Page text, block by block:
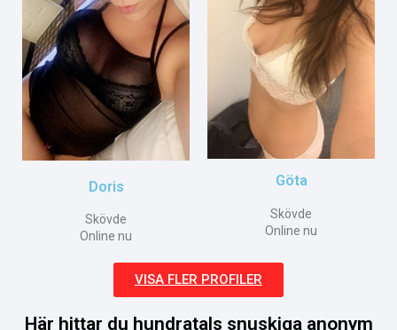
Doris
Skövde
Online nu
Göta
Skövde
Online nu
VISA FLER PROFILER
Här hittar du hundratals snuskiga anonym